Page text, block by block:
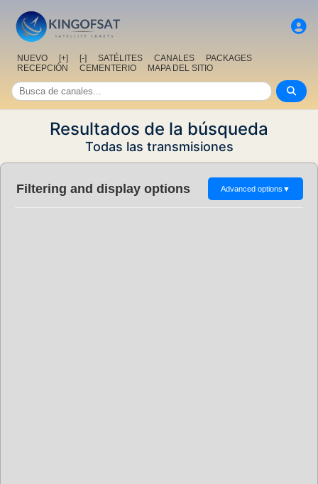
NUEVO [+] [-] SATÉLITES CANALES
PACKAGES
RECEPCIÓN
CEMENTERIO MAPA DEL SITIO
Resultados de la búsqueda
Todas las transmisiones
Filtering and display options Advanced options ▼